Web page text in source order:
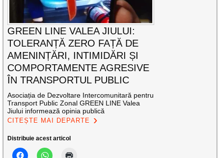
GREEN LINE VALEA JIULUI:
TOLERANȚĂ ZERO FAȚĂ DE
AMENINȚĂRI, INTIMIDĂRI ȘI
COMPORTAMENTE AGRESIVE
ÎN TRANSPORTUL PUBLIC
Asociația de Dezvoltare Intercomunitară pentru
Transport Public Zonal GREEN LINE Valea
Jiului informează opinia publică
CITEȘTE MAI DEPARTE
Distribuie acest articol